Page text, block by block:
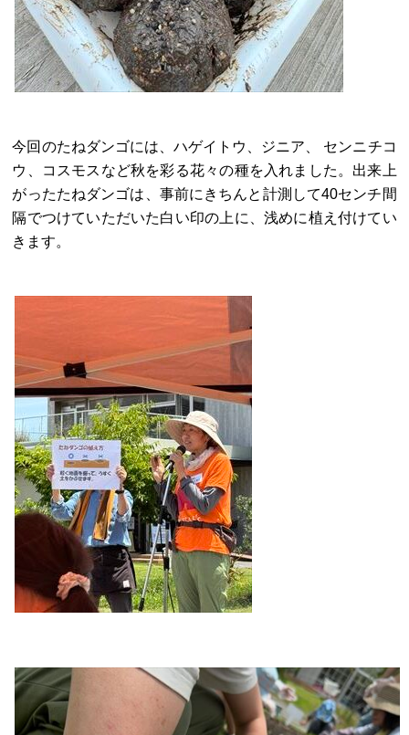
今回のたねダンゴには、ハゲイトウ、ジニア、 センニチコ
ウ、コスモスなど秋を彩る花々の種を入れました。出来上
がったたねダンゴは、事前にきちんと計測して40センチ間
隔でつけていただいた白い印の上に、浅めに植え付けてい
きます。